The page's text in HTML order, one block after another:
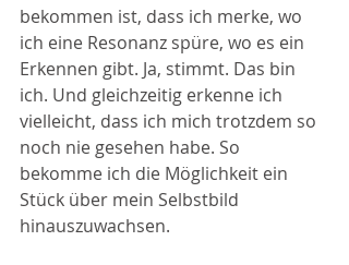
bekommen ist, dass ich merke, wo
ich eine Resonanz spüre, wo es ein
Erkennen gibt. Ja, stimmt. Das bin
ich. Und gleichzeitig erkenne ich
vielleicht, dass ich mich trotzdem so
noch nie gesehen habe. So
bekomme ich die Möglichkeit ein
Stück über mein Selbstbild
hinauszuwachsen.